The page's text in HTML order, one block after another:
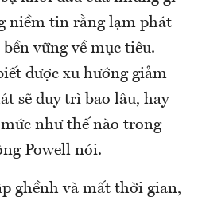
niềm tin rằng lạm phát
vững về mục tiêu.
được xu hướng giảm
sẽ duy trì bao lâu, hay
như thế nào trong
Powell nói.
ghềnh và mất thời gian,